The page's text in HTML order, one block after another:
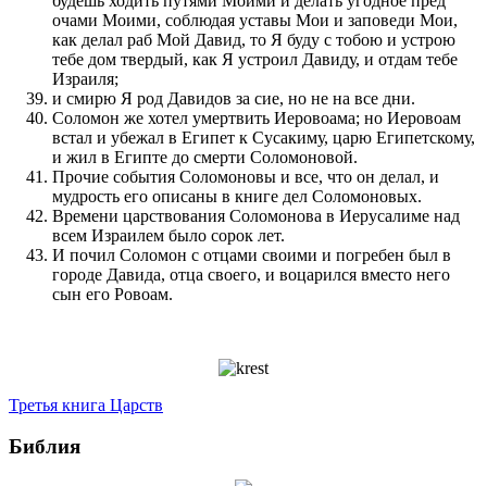
очами Моими, соблюдая уставы Мои и заповеди Мои,
как делал раб Мой Давид, то Я буду с тобою и устрою
тебе дом твердый, как Я устроил Давиду, и отдам тебе
Израиля;
и смирю Я род Давидов за сие, но не на все дни.
Соломон же хотел умертвить Иеровоама; но Иеровоам
встал и убежал в Египет к Сусакиму, царю Египетскому,
и жил в Египте до смерти Соломоновой.
Прочие события Соломоновы и все, что он делал, и
мудрость его описаны в книге дел Соломоновых.
Времени царствования Соломонова в Иерусалиме над
всем Израилем было сорок лет.
И почил Соломон с отцами своими и погребен был в
городе Давида, отца своего, и воцарился вместо него
сын его Ровоам.
Третья книга Царств
Библия